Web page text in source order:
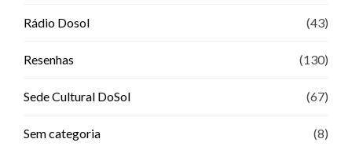
Rádio Dosol (43)
Resenhas (130)
Sede Cultural DoSol (67)
Sem categoria (8)